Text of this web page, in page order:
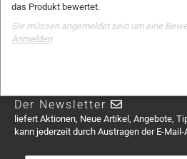
das Produkt bewertet.
Sie müssen angemeldet sein um eine
Anmelden
Der Newsletter
liefert Aktionen, Neue Artikel, Angebote,
kann jederzeit durch Austragen der E-